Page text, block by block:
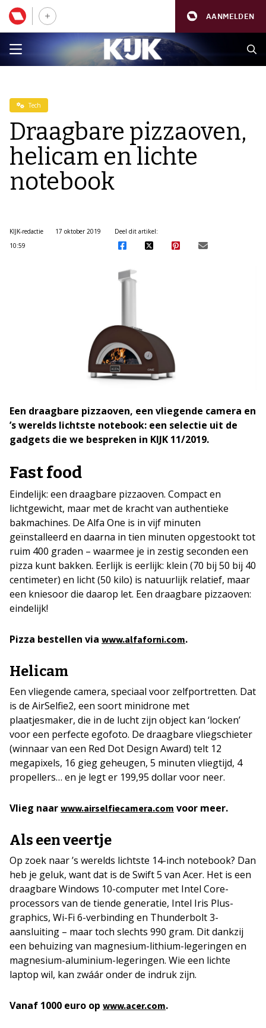
AANMELDEN
Tech
Draagbare pizzaoven,
helicam en lichte
notebook
KIJK-redactie
17 oktober 2019
10:59
Deel dit artikel:
Een draagbare pizzaoven, een vliegende camera en
’s werelds lichtste notebook: een selectie uit de
gadgets die we bespreken in KIJK 11/2019.
Fast food
Eindelijk: een draagbare pizzaoven. Compact en
lichtgewicht, maar met de kracht van authentieke
bakmachines. De Alfa One is in vijf minuten
geïnstalleerd en daarna in tien minuten opgestookt tot
ruim 400 graden – waarmee je in zestig seconden een
pizza kunt bakken. Eerlijk is eerlijk: klein (70 bij 50 bij 40
centimeter) en licht (50 kilo) is natuurlijk relatief, maar
een kniesoor die daarop let. Een draagbare pizzaoven:
eindelijk!
Pizza bestellen via www.alfaforni.com.
Helicam
Een vliegende camera, speciaal voor zelfportretten. Dat
is de AirSelfie2, een soort minidrone met
plaatjesmaker, die in de lucht zijn object kan ‘locken’
voor een perfecte egofoto. De draagbare vliegschieter
(winnaar van een Red Dot Design Award) telt 12
megapixels, 16 gieg geheugen, 5 minuten vliegtijd, 4
propellers… en je legt er 199,95 dollar voor neer.
Vlieg naar www.airselfiecamera.com voor meer.
Als een veertje
Op zoek naar ’s werelds lichtste 14-inch notebook? Dan
heb je geluk, want dat is de Swift 5 van Acer. Het is een
draagbare Windows 10-computer met Intel Core-
processors van de tiende generatie, Intel Iris Plus-
graphics, Wi-Fi 6-verbinding en Thunderbolt 3-
aansluiting – maar toch slechts 990 gram. Dit dankzij
een behuizing van magnesium-lithium-legeringen en
magnesium-aluminium-legeringen. Wie een lichte
laptop wil, kan zwáár onder de indruk zijn.
Vanaf 1000 euro op www.acer.com.